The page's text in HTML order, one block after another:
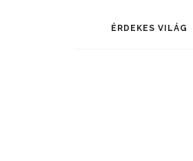
ÉRDEKES VILÁG